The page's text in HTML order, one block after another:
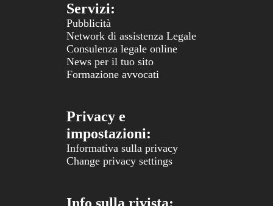
Servizi:
Pubblicità
Network di assistenza Legale
Consulenza legale online
News per il tuo sito
Formazione avvocati
Privacy e
impostazioni:
Informativa sulla privacy
Change privacy settings